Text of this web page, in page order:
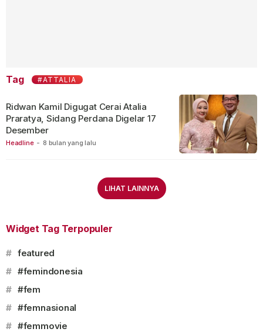
Tag #ATTALIA
Headline - 8 bulan yang lalu
Ridwan Kamil Digugat Cerai Atalia
Praratya, Sidang Perdana Digelar 17
Desember
LIHAT LAINNYA
Widget Tag Terpopuler
# featured
# #femindonesia
# #fem
# #femnasional
# #femmovie